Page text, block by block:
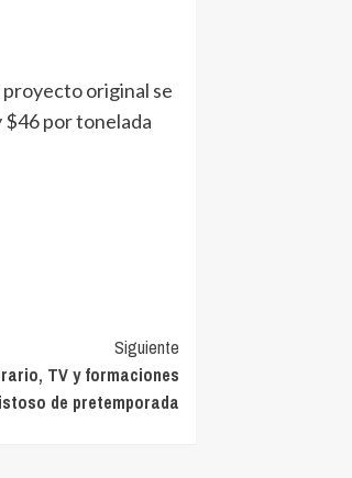
proyecto original se
$46 por tonelada
Siguiente
TV y formaciones
de pretemporada